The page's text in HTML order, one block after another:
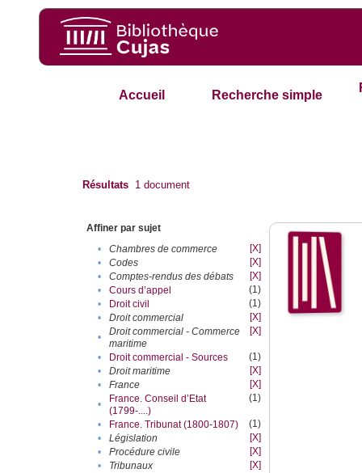
Accueil Recherche simple
Résultats 1 document
Affiner par sujet
•
Chambres de commerce
[X]
•
Codes
[X]
•
Comptes-rendus des débats
[X]
•
Cours d’appel
(1)
•
Droit civil
(1)
•
Droit commercial
[X]
•
Droit commercial - Commerce
maritime
[X]
• Droit commercial - Sources
(1)
•
Droit maritime
[X]
•
France
[X]
•
France. Conseil d’Etat
(1799-....)
(1)
• France. Tribunat (1800-1807)
(1)
•
Législation
[X]
•
Procédure civile
[X]
•
Tribunaux
[X]